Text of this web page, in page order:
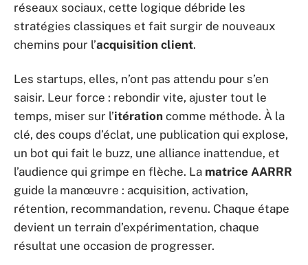
réseaux sociaux, cette logique débride les
stratégies classiques et fait surgir de nouveaux
chemins pour l’acquisition client.
Les startups, elles, n’ont pas attendu pour s’en
saisir. Leur force : rebondir vite, ajuster tout le
temps, miser sur l’itération comme méthode. À la
clé, des coups d’éclat, une publication qui explose,
un bot qui fait le buzz, une alliance inattendue, et
l’audience qui grimpe en flèche. La matrice AARRR
guide la manœuvre : acquisition, activation,
rétention, recommandation, revenu. Chaque étape
devient un terrain d’expérimentation, chaque
résultat une occasion de progresser.